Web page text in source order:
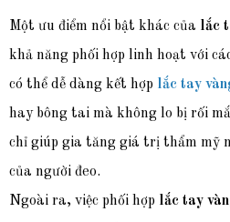
Một ưu điểm nổi bật khác của lắc
khả năng phối hợp linh hoạt với
có thể dễ dàng kết hợp lắc tay
hay bông tai mà không lo bị rối
chỉ giúp gia tăng giá trị thẩm mỹ
của người đeo.
Ngoài ra, việc phối hợp lắc tay